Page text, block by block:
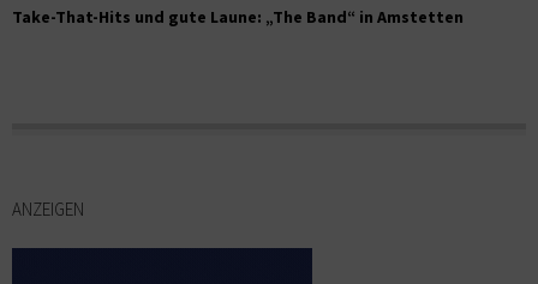
Take-That-Hits und gute Laune: „The Band“ in Amstetten
ANZEIGEN